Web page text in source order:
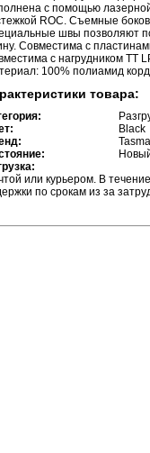
с помощью
ROC. Съемные
швы позволяют
Совместима с
с нагрудником TT
100% полиамид
товара:
Black
или курьером. В
по срокам из за